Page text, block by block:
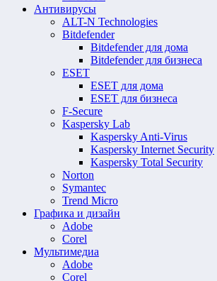
Антивирусы
ALT-N Technologies
Bitdefender
Bitdefender для дома
Bitdefender для бизнеса
ESET
ESET для дома
ESET для бизнеса
F-Secure
Kaspersky Lab
Kaspersky Anti-Virus
Kaspersky Internet Security
Kaspersky Total Security
Norton
Symantec
Trend Micro
Графика и дизайн
Adobe
Corel
Мультимедиа
Adobe
Corel